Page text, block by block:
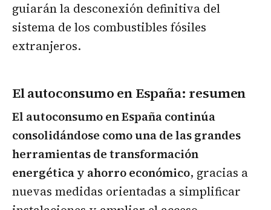
guiarán la desconexión definitiva del
sistema de los combustibles fósiles
extranjeros.
El autoconsumo en España: resumen
El autoconsumo en España continúa
consolidándose como una de las grandes
herramientas de transformación
energética y ahorro económico, gracias a
nuevas medidas orientadas a simplificar